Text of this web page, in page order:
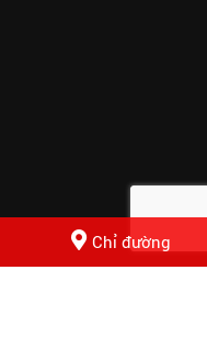
Chỉ đường